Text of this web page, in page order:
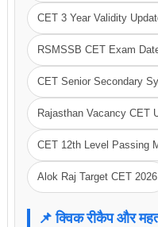
CET 3 Year Validity
RSMSSB CET Exam
CET Senior Secondary
Rajasthan Vacancy CET
CET 12th Level Passing
Alok Raj Target CET 2026
📌 क्विक रीकैप और